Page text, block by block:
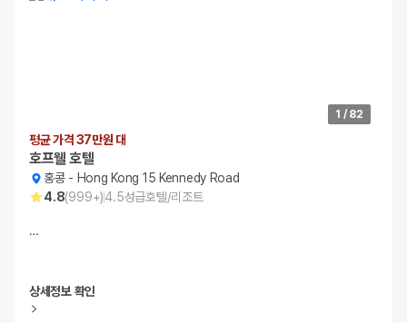
1 / 82
평균 가격 37만원 대
호프웰 호텔
홍콩- Hong Kong 15 Kennedy Road
4.8(999+)4.5성급호텔/리조트
…
상세정보 확인